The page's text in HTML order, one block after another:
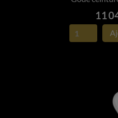

Prix
11